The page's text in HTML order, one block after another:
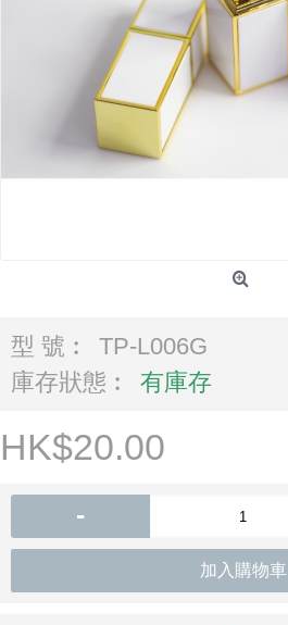
型 號︰
TP-L006G
庫存狀態︰
有庫存
HK$20.00
-
加入購物車